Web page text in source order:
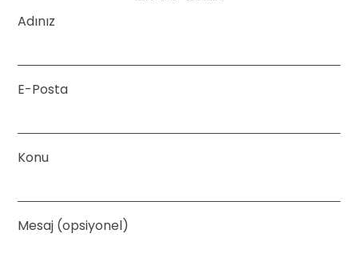
Adınız
E-Posta
Konu
Mesaj (opsiyonel)